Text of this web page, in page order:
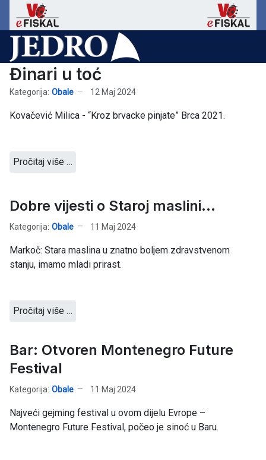
Đinari u toć
Kategorija: Obale 12 Maj 2024
Kovačević Milica - “Kroz brvacke pinjate” Brca 2021.
Pročitaj više …
Dobre vijesti o Staroj maslini...
Kategorija: Obale 11 Maj 2024
Markoč: Stara maslina u znatno boljem zdravstvenom
stanju, imamo mladi prirast.
Pročitaj više …
Bar: Otvoren Montenegro Future
Festival
Kategorija: Obale 11 Maj 2024
Najveći gejming festival u ovom dijelu Evrope –
Montenegro Future Festival, počeo je sinoć u Baru.